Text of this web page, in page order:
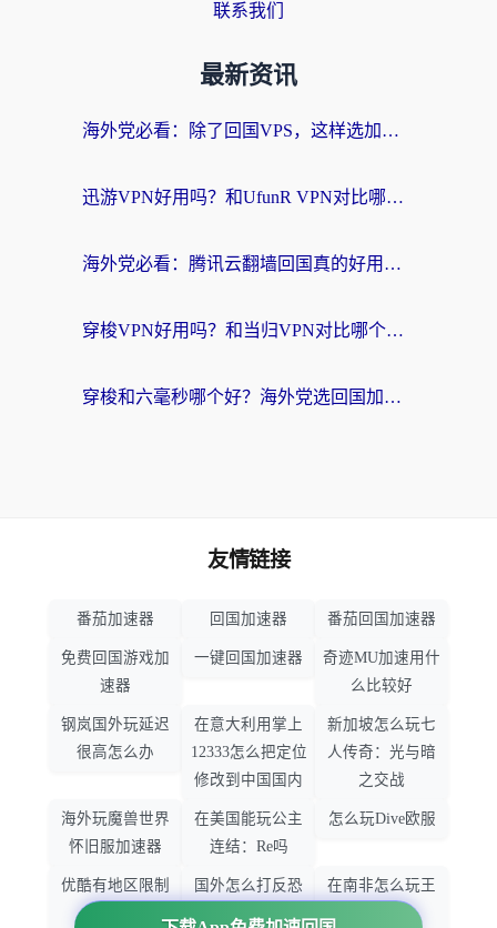
联系我们
最新资讯
海外党必看：除了回国VPS，这样选加速器也能无缝刷国内资源？
迅游VPN好用吗？和UfunR VPN对比哪个回国效果更好？海外党亲测避坑指南
海外党必看：腾讯云翻墙回国真的好用吗？+ 3步选对回国加速器指南
穿梭VPN好用吗？和当归VPN对比哪个回国效果更好？海外党亲测实用指南
穿梭和六毫秒哪个好？海外党选回国加速器的避坑指南，附番茄加速器实测
友情链接
番茄加速器 回国加速器 番茄回国加速器
免费回国游戏加
速器
一键回国加速器
奇迹MU加速用什
么比较好
钢岚国外玩延迟
很高怎么办
在意大利用掌上
12333怎么把定位
修改到中国国内
新加坡怎么玩七
人传奇：光与暗
之交战
海外玩魔兽世界
怀旧服加速器
在美国能玩公主
连结：Re吗
怎么玩Dive欧服
优酷有地区限制
国外怎么打反恐
精英：全球攻势
在南非怎么玩王